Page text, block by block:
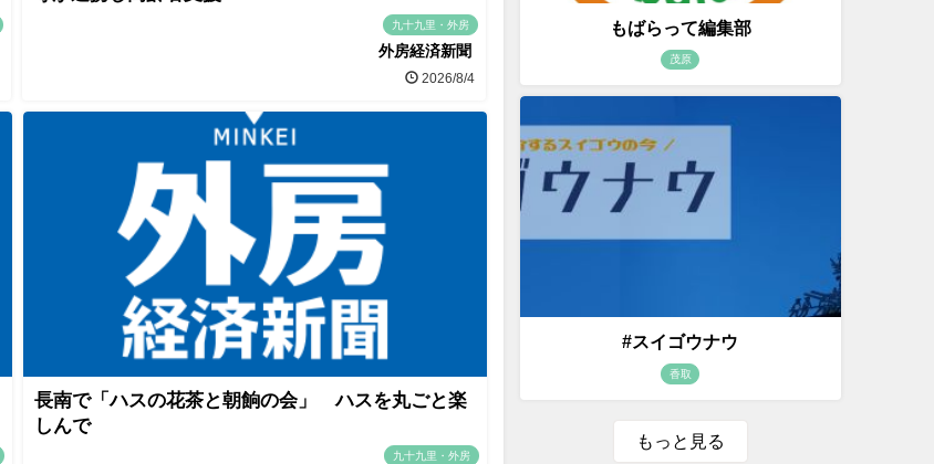
九十九里・外房
外房経済新聞
2026/8/4
長南で「ハスの花茶と朝餉の会」 ハスを丸ごと楽
しんで
九十九里・外房
もばらって編集部
茂原
#スイゴウナウ
香取
もっと見る